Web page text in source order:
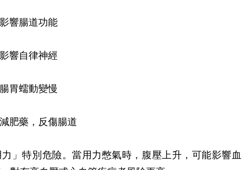
響腸道功能
響自律神經
胃蠕動變慢
肥藥，反傷腸道
」特別危險。當用力憋氣時，腹壓上升，可能影響血